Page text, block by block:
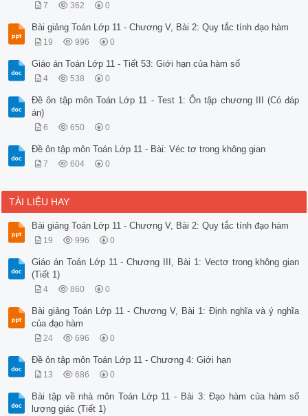
7 362 0
Bài giảng Toán Lớp 11 - Chương V, Bài 2: Quy tắc tính đạo hàm
19 996 0
Giáo án Toán Lớp 11 - Tiết 53: Giới hạn của hàm số
4 538 0
Đề ôn tập môn Toán Lớp 11 - Test 1: Ôn tập chương III (Có đáp
án)
6 650 0
Đề ôn tập môn Toán Lớp 11 - Bài: Véc tơ trong không gian
7 604 0
TÀI LIỆU HAY
Bài giảng Toán Lớp 11 - Chương V, Bài 2: Quy tắc tính đạo hàm
19 996 0
Giáo án Toán Lớp 11 - Chương III, Bài 1: Vectơ trong không gian
(Tiết 1)
4 860 0
Bài giảng Toán Lớp 11 - Chương V, Bài 1: Định nghĩa và ý nghĩa
của đạo hàm
24 696 0
Đề ôn tập môn Toán Lớp 11 - Chương 4: Giới hạn
13 686 0
Bài tập về nhà môn Toán Lớp 11 - Bài 3: Đạo hàm của hàm số
lượng giác (Tiết 1)